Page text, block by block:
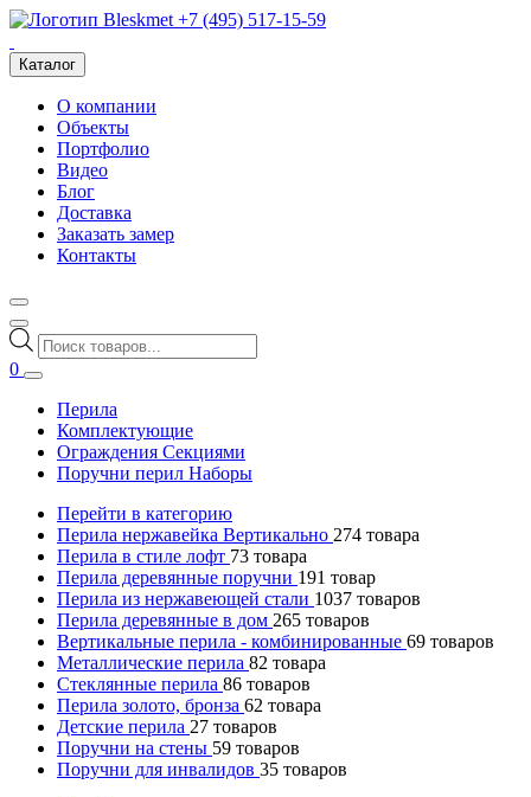
+7 (495) 517-15-59
Каталог
О компании
Объекты
Портфолио
Видео
Блог
Доставка
Заказать замер
Контакты
Поиск
товаров
0
Перила
Комплектующие
Ограждения Секциями
Поручни перил Наборы
Перейти в категорию
Перила нержавейка Вертикально 274 товара
Перила в стиле лофт 73 товара
Перила деревянные поручни 191 товар
Перила из нержавеющей стали 1037 товаров
Перила деревянные в дом 265 товаров
Вертикальные перила - комбинированные 69 товаров
Металлические перила 82 товара
Стеклянные перила 86 товаров
Перила золото, бронза 62 товара
Детские перила 27 товаров
Поручни на стены 59 товаров
Поручни для инвалидов 35 товаров